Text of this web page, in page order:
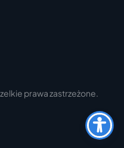
prawa zastrzeżone.